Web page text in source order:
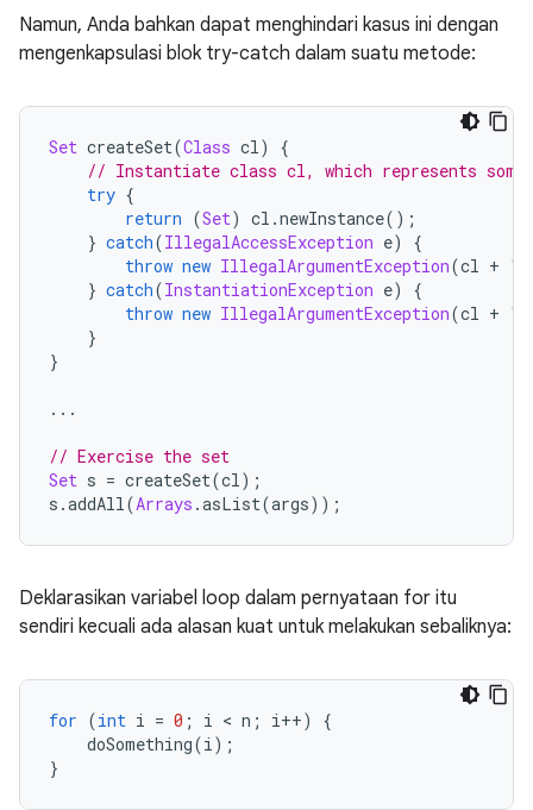
Namun, Anda bahkan dapat menghindari kasus ini dengan
mengenkapsulasi blok try-catch dalam suatu metode:
Set createSet(Class cl)
{
// Instantiate class cl, which represents
try {
return (Set) cl .newInstance();
} catch(IllegalAccessException e)
{
throw new IllegalArgumentException(cl + "
} catch(InstantiationException e)
{
throw new IllegalArgumentException(cl + "
}
}
...
// Exercise the set
Set s = createSet(cl);
s .addAll(Arrays .asList(args));
Deklarasikan variabel loop dalam pernyataan for itu
sendiri kecuali ada alasan kuat untuk melakukan sebaliknya:
for (int i = 0 ; i < n ; i++)
{
doSomething(i);
}